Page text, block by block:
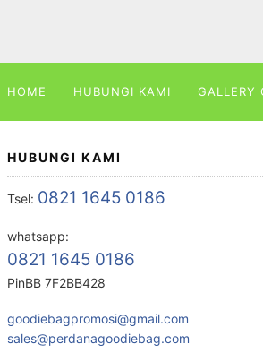
HOME HUBUNGI KAMI GALLERY
HUBUNGI KAMI
Tsel: 0821 1645 0186
whatsapp:
0821 1645 0186
PinBB 7F2BB428
goodiebagpromosi@gmail.com
sales@perdanagoodiebag.com